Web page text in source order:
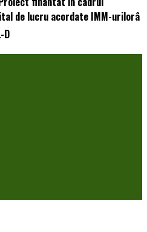
de lucru acordate IMM-urilorâ
D